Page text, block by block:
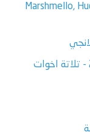
Marshmello,